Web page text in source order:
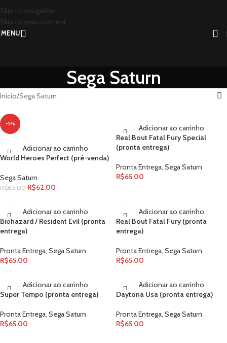
Skip to navigation
Skip to main content
MENU
Sega Saturn
Início Sega Saturn
-5%
Adicionar ao carrinho
World Heroes Perfect (pré-venda)
Sega Saturn
R$65.00 R$62.00
Adicionar ao carrinho
Real Bout Fatal Fury Special
(pronta entrega)
Pronta Entrega, Sega Saturn
R$65.00
Adicionar ao carrinho
Biohazard / Resident Evil (pronta
entrega)
Pronta Entrega, Sega Saturn
R$65.00
Adicionar ao carrinho
Real Bout Fatal Fury (pronta
entrega)
Pronta Entrega, Sega Saturn
R$65.00
Adicionar ao carrinho
Super Tempo (pronta entrega)
Pronta Entrega, Sega Saturn
R$65.00
Adicionar ao carrinho
Daytona Usa (pronta entrega)
Pronta Entrega, Sega Saturn
R$65.00